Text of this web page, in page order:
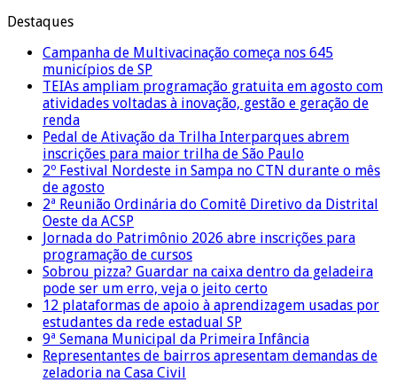
Destaques
Campanha de Multivacinação começa nos 645
municípios de SP
TEIAs ampliam programação gratuita em agosto com
atividades voltadas à inovação, gestão e geração de
renda
Pedal de Ativação da Trilha Interparques abrem
inscrições para maior trilha de São Paulo
2º Festival Nordeste in Sampa no CTN durante o mês
de agosto
2ª Reunião Ordinária do Comitê Diretivo da Distrital
Oeste da ACSP
Jornada do Patrimônio 2026 abre inscrições para
programação de cursos
Sobrou pizza? Guardar na caixa dentro da geladeira
pode ser um erro, veja o jeito certo
12 plataformas de apoio à aprendizagem usadas por
estudantes da rede estadual SP
9ª Semana Municipal da Primeira Infância
Representantes de bairros apresentam demandas de
zeladoria na Casa Civil